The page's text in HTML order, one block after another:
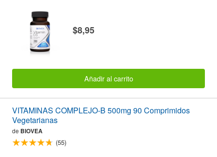
$8,95
Añadir al carrito
VITAMINAS COMPLEJO-B 500mg 90 Comprimidos
Vegetarianas
de BIOVEA
(55)